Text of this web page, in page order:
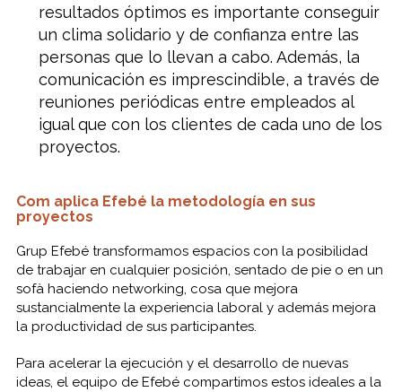
resultados óptimos es importante conseguir
un clima solidario y de confianza entre las
personas que lo llevan a cabo. Además, la
comunicación es imprescindible, a través de
reuniones periódicas entre empleados al
igual que con los clientes de cada uno de los
proyectos.
Com aplica Efebé la metodología en sus
proyectos
Grup Efebé transformamos espacios con la posibilidad
de trabajar en cualquier posición, sentado de pie o en un
sofà haciendo networking, cosa que mejora
sustancialmente la experiencia laboral y además mejora
la productividad de sus participantes.
Para acelerar la ejecución y el desarrollo de nuevas
ideas, el equipo de Efebé compartimos estos ideales a la